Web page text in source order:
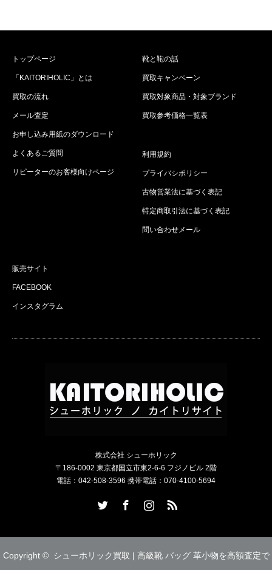
トップページ
「KAITORIHOLIC」とは
買取の流れ
メール査定
お申し込み用紙のダウンロード
よくあるご質問
リピーターのお客様向けページ
靴と鞄の話
買取キャンペーン
買取対象商品・対象ブランド
買取参考価格一覧表
利用規約
プライバシポリシー
古物営業法に基づく表記
特定商取引法に基づく表記
問い合わせメール
販売サイト
FACEBOOK
インスタグラム
株式会社 シューホリック
〒186-0002 東京都国立市東2-6-6 フジノビル 2階
電話：042-508-3596 携帯電話：070-4100-5694
Copyright © シューホリック買取 | 高級靴 バッグ 革小物を高額査定で